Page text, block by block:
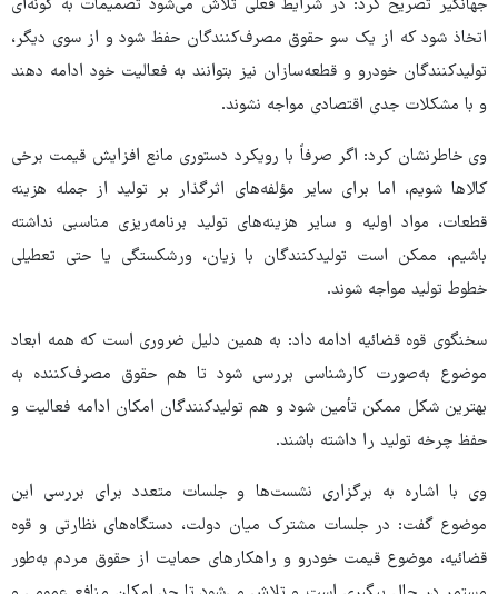
جهانگیر تصریح کرد: در شرایط فعلی تلاش می‌شود تصمیمات به گونه‌ای
اتخاذ شود که از یک سو حقوق مصرف‌کنندگان حفظ شود و از سوی دیگر،
تولیدکنندگان خودرو و قطعه‌سازان نیز بتوانند به فعالیت خود ادامه دهند
و با مشکلات جدی اقتصادی مواجه نشوند.
وی خاطرنشان کرد: اگر صرفاً با رویکرد دستوری مانع افزایش قیمت برخی
کالاها شویم، اما برای سایر مؤلفه‌های اثرگذار بر تولید از جمله هزینه
قطعات، مواد اولیه و سایر هزینه‌های تولید برنامه‌ریزی مناسبی نداشته
باشیم، ممکن است تولیدکنندگان با زیان، ورشکستگی یا حتی تعطیلی
خطوط تولید مواجه شوند.
سخنگوی قوه قضائیه ادامه داد: به همین دلیل ضروری است که همه ابعاد
موضوع به‌صورت کارشناسی بررسی شود تا هم حقوق مصرف‌کننده به
بهترین شکل ممکن تأمین شود و هم تولیدکنندگان امکان ادامه فعالیت و
حفظ چرخه تولید را داشته باشند.
وی با اشاره به برگزاری نشست‌ها و جلسات متعدد برای بررسی این
موضوع گفت: در جلسات مشترک میان دولت، دستگاه‌های نظارتی و قوه
قضائیه، موضوع قیمت خودرو و راهکارهای حمایت از حقوق مردم به‌طور